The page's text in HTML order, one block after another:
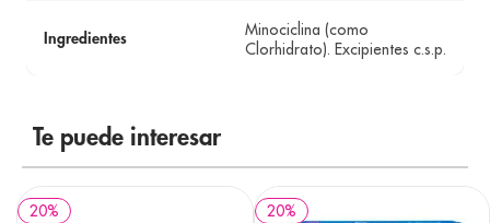
Ingredientes
Minociclina (como
Clorhidrato). Excipientes c.s.p.
Te puede interesar
20% 20%